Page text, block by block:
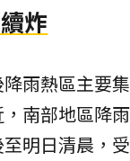
炸
雨熱區主要
南部地區降
明日清晨，